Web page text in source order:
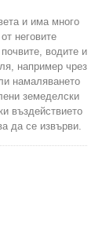
и има много
неговите
водите и
например чрез
намаляването
земеделски
въздействието
да се извърви.